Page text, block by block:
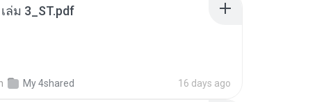
ล่ม 3_ST.pdf
My 4shared 16 days ago